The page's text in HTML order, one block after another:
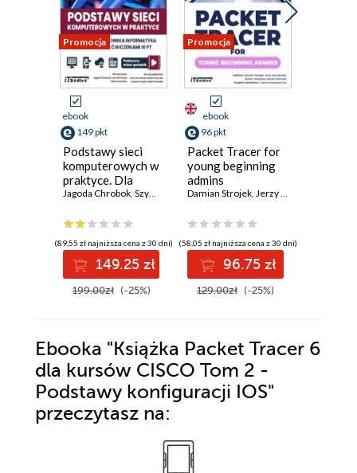
Promocja
ebook
149 pkt
Podstawy sieci
komputerowych w
praktyce. Dla
studentai technika
przykładami i
ćwiczeniami w PT.
Praktyczny
videoporadnik
Jagoda Chrobok Szymon Przybył ,Oliwier Stefański
(89,55 zł najniższa cena z 30 dni)
149.25 zł
199.00zł (-25%)
Promocja
ebook
96 pkt
Packet Tracer for
young beginning
admins
Damian Strojek Jerzy Kluczewski
(58,05 zł najniższa cena z 30 dni)
96.75 zł
129.00zł (-25%)
Ebooka "Książka Packet Tracer 6
dla kursów CISCO Tom 2 -
Podstawy konfiguracji IOS"
przeczytasz na: